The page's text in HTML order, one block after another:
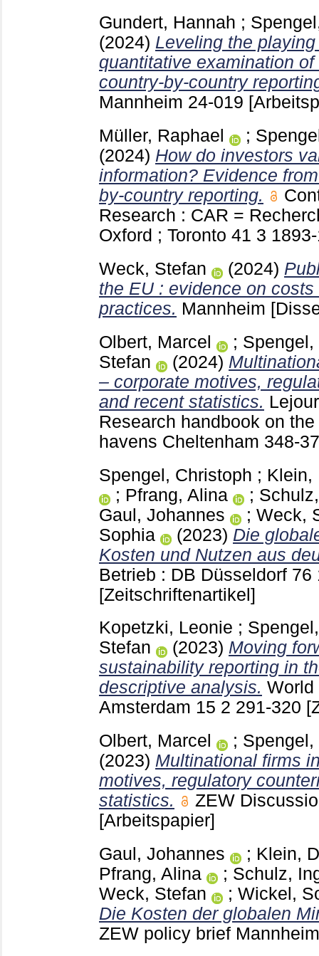
Gundert, Hannah ;
(2024) Leveling the
quantitative examination
country-by-country
Mannheim 24-019
Müller, Raphael
;
(2024) How do investors
information? Evidence
by-country reporting.
Research : CAR =
Oxford ; Toronto 41 3
Weck, Stefan
(2024)
the EU : evidence on
practices. Mannheim
Olbert, Marcel
;
Stefan
(2024)
– corporate motives,
and recent statistics.
Research handbook on
havens Cheltenham 348-
Spengel, Christoph ; Klein,
; Pfrang, Alina ;
Gaul, Johannes
; Weck,
Sophia
(2023) Die
Kosten und Nutzen aus
Betrieb : DB Düsseldorf 76
[Zeitschriftenartikel]
Kopetzki, Leonie ;
Stefan
(2023) Moving
sustainability reporting in
descriptive analysis. World
Amsterdam 15 2 291-320
Olbert, Marcel
;
(2023) Multinational firms
motives, regulatory
statistics.
ZEW
[Arbeitspapier]
Gaul, Johannes
; Klein,
Pfrang, Alina
; Schulz,
Weck, Stefan
; Wickel,
Die Kosten der globalen
ZEW policy brief